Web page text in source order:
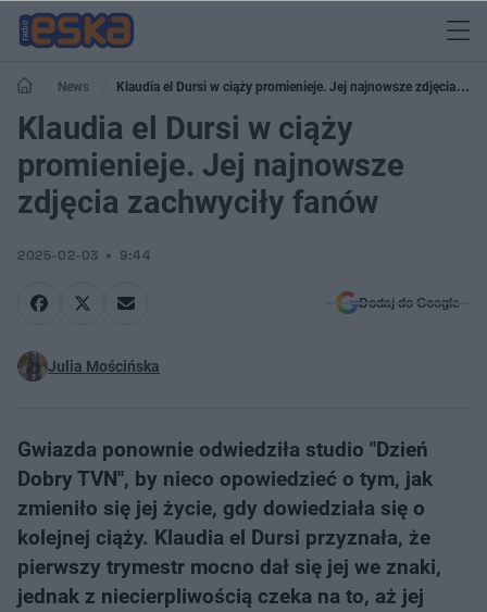
News
Klaudia el Dursi w ciąży promienieje. Jej najnowsze zdjęcia
zachwyciły fanów
Klaudia el Dursi w ciąży
promienieje. Jej najnowsze
zdjęcia zachwyciły fanów
2025-02-03 9:44
Dodaj do Google
Julia Mościńska
Gwiazda ponownie odwiedziła studio "Dzień
Dobry TVN", by nieco opowiedzieć o tym, jak
zmieniło się jej życie, gdy dowiedziała się o
kolejnej ciąży. Klaudia el Dursi przyznała, że
pierwszy trymestr mocno dał się jej we znaki,
jednak z niecierpliwością czeka na to, aż jej